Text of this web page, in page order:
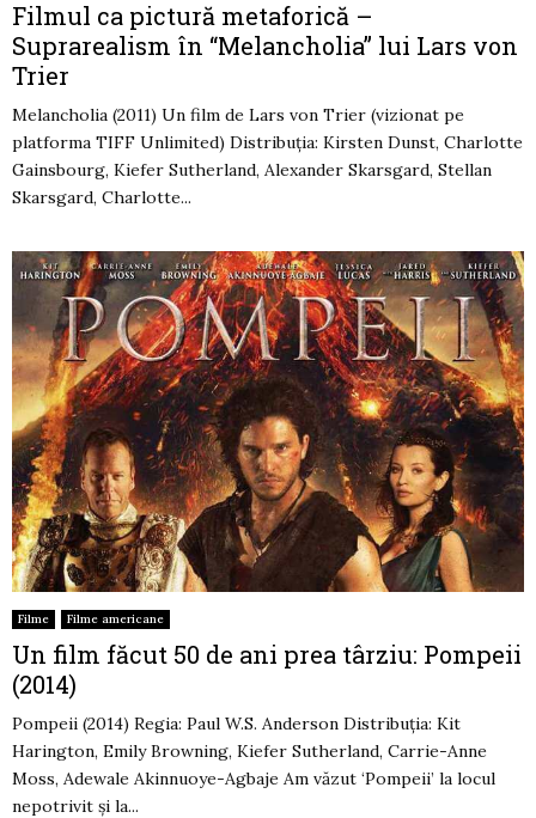
Filmul ca pictură metaforică –
Suprarealism în “Melancholia” lui Lars von
Trier
Melancholia (2011) Un film de Lars von Trier (vizionat pe
platforma TIFF Unlimited) Distribuţia: Kirsten Dunst, Charlotte
Gainsbourg, Kiefer Sutherland, Alexander Skarsgard, Stellan
Skarsgard, Charlotte...
Filme Filme americane
Un film făcut 50 de ani prea târziu: Pompeii
(2014)
Pompeii (2014) Regia: Paul W.S. Anderson Distribuția: Kit
Harington, Emily Browning, Kiefer Sutherland, Carrie-Anne
Moss, Adewale Akinnuoye-Agbaje Am văzut ‘Pompeii’ la locul
nepotrivit și la...